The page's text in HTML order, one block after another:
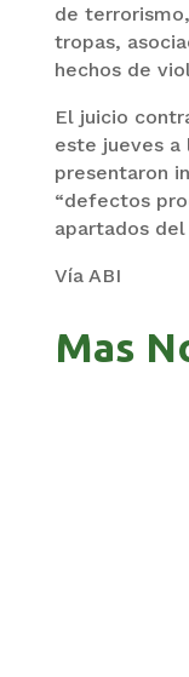
de
tropas,
hechos de
El juicio
este jueves a
presentaron
“defectos
apartados del
Vía ABI
Mas